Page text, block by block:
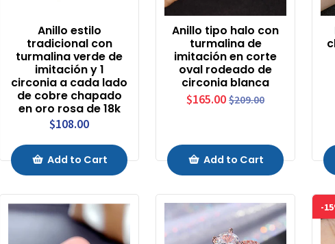
Anillo estilo
tradicional con
turmalina verde de
imitación y 1
circonia a cada lado
de cobre chapado
en oro rosa de 18k
$108.00
Add to Cart
Anillo tipo halo con
turmalina de
imitación en corte
oval rodeado de
circonia blanca
$165.00 $209.00
Add to Cart
-